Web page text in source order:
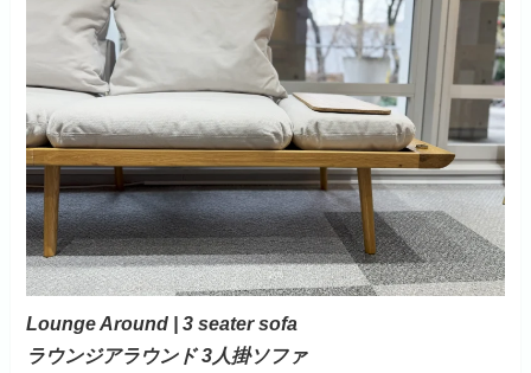
Lounge Around | 3 seater sofa
ラウンジアラウンド 3人掛ソファ